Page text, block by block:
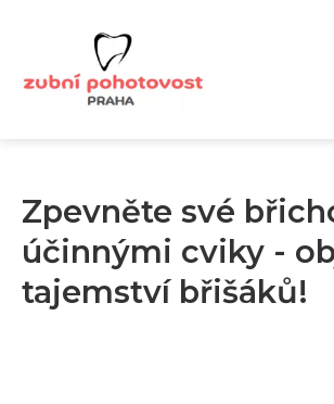
Zpevněte své
účinnými cviky -
tajemství břišáků!